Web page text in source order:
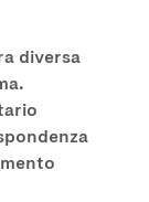
diversa